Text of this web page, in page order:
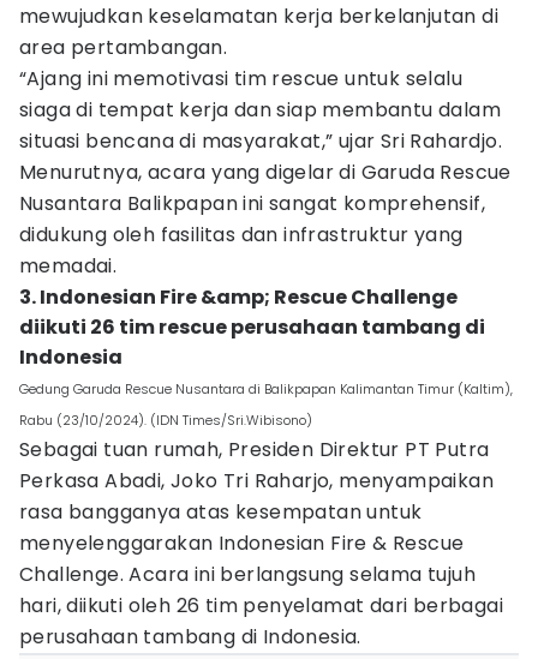
mewujudkan keselamatan kerja berkelanjutan di
area pertambangan.
“Ajang ini memotivasi tim rescue untuk selalu
siaga di tempat kerja dan siap membantu dalam
situasi bencana di masyarakat,” ujar Sri Rahardjo.
Menurutnya, acara yang digelar di Garuda Rescue
Nusantara Balikpapan ini sangat komprehensif,
didukung oleh fasilitas dan infrastruktur yang
memadai.
3. Indonesian Fire &amp; Rescue Challenge
diikuti 26 tim rescue perusahaan tambang di
Indonesia
Gedung Garuda Rescue Nusantara di Balikpapan Kalimantan Timur (Kaltim),
Rabu (23/10/2024). (IDN Times/Sri.Wibisono)
Sebagai tuan rumah, Presiden Direktur PT Putra
Perkasa Abadi, Joko Tri Raharjo, menyampaikan
rasa bangganya atas kesempatan untuk
menyelenggarakan Indonesian Fire & Rescue
Challenge. Acara ini berlangsung selama tujuh
hari, diikuti oleh 26 tim penyelamat dari berbagai
perusahaan tambang di Indonesia.